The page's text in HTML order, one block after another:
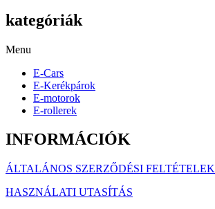
kategóriák
Menu
E-Cars
E-Kerékpárok
E-motorok
E-rollerek
INFORMÁCIÓK
ÁLTALÁNOS SZERZŐDÉSI FELTÉTELEK
HASZNÁLATI UTASÍTÁS